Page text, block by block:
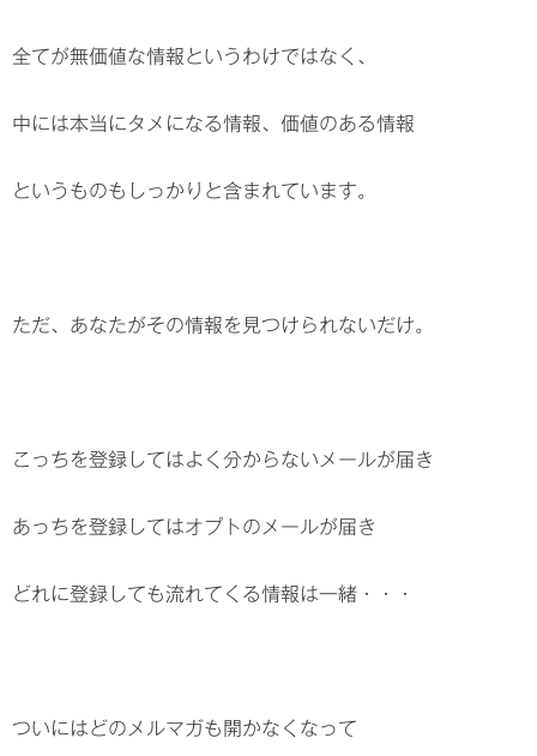
全てが無価値な情報というわけではなく、
中には本当にタメになる情報、価値のある情報
というものもしっかりと含まれています。
ただ、あなたがその情報を見つけられないだけ。
こっちを登録してはよく分からないメールが届き
あっちを登録してはオプトのメールが届き
どれに登録しても流れてくる情報は一緒・・・
ついにはどのメルマガも開かなくなって